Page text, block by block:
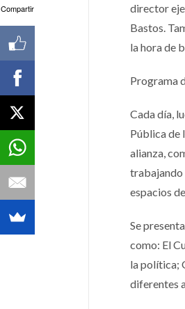
director
Bastos.
la hora de
Programa
Cada día,
Pública de
alianza,
trabajando
espacios
Se
como: El
la política;
diferentes
Compartir